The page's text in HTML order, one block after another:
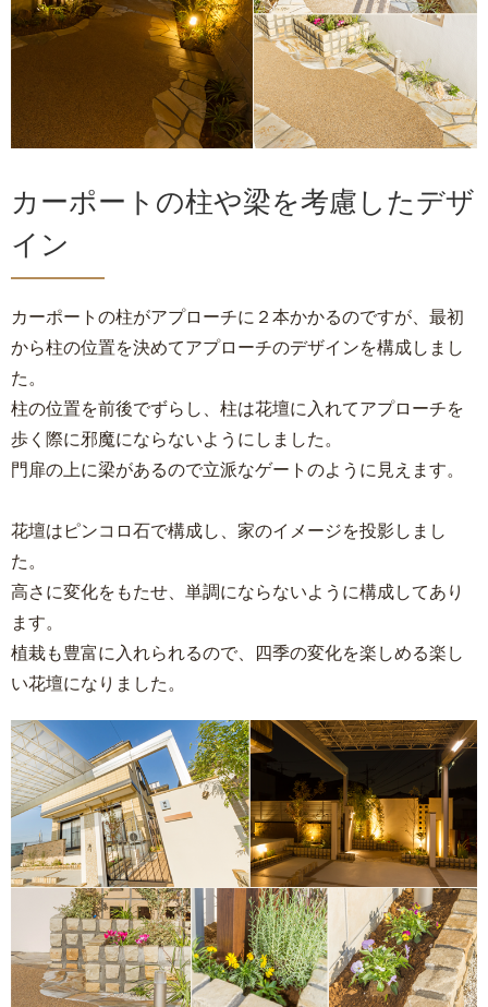
カーポートの柱や梁を考慮したデザ
イン
カーポートの柱がアプローチに２本かかるのですが、最初
から柱の位置を決めてアプローチのデザインを構成しまし
た。
柱の位置を前後でずらし、柱は花壇に入れてアプローチを
歩く際に邪魔にならないようにしました。
門扉の上に梁があるので立派なゲートのように見えます。
花壇はピンコロ石で構成し、家のイメージを投影しまし
た。
高さに変化をもたせ、単調にならないように構成してあり
ます。
植栽も豊富に入れられるので、四季の変化を楽しめる楽し
い花壇になりました。